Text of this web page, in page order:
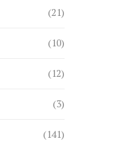
(21)
(10)
(12)
(3)
(141)